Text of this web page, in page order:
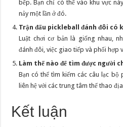
bếp. Bạn chỉ có thể vào khu vực
nảy một lần ở đó.
Trận đấu pickleball đánh đôi có
Luật chơi cơ bản là giống nhau,
đánh đôi, việc giao tiếp và phối hợp
Làm thế nào để tìm được người
Bạn có thể tìm kiếm các câu lạc
liên hệ với các trung tâm thể thao
Kết luận